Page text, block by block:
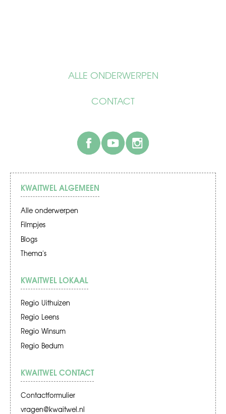
ALLE ONDERWERPEN
CONTACT
facebook
KWAITWEL ALGEMEEN
Alle onderwerpen
Filmpjes
Blogs
Thema's
KWAITWEL LOKAAL
Regio Uithuizen
Regio Leens
Regio Winsum
Regio Bedum
KWAITWEL CONTACT
Contactformulier
vragen@kwaitwel.nl